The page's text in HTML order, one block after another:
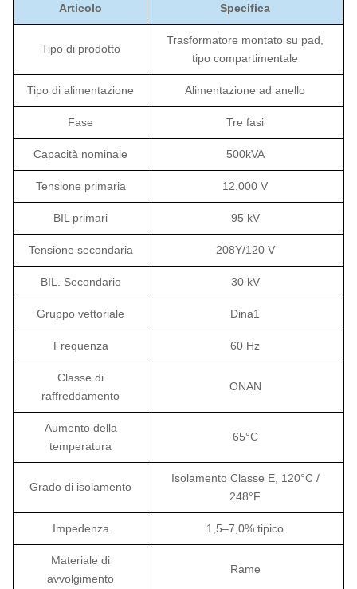
Articolo Specifica
Tipo di prodotto
Trasformatore montato su pad,
tipo compartimentale
Tipo di alimentazione Alimentazione ad anello
Fase Tre fasi
Capacità nominale 500kVA
Tensione primaria 12.000 V
BIL primari 95 kV
Tensione secondaria 208Y/120 V
BIL. Secondario 30 kV
Gruppo vettoriale Dina1
Frequenza 60 Hz
Classe di
raffreddamento
ONAN
Aumento della
temperatura
65°C
Grado di isolamento
Isolamento Classe E, 120°C /
248°F
Impedenza 1,5–7,0% tipico
Materiale di
avvolgimento
Rame